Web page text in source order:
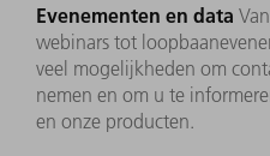
Evenementen en data
webinars tot
veel mogelijkheden om
nemen en om u te
en onze producten.